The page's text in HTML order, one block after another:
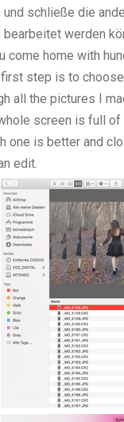
schließe die
werden
come home with
step is to
all the pictures I
screen is full
one is better and
edit.